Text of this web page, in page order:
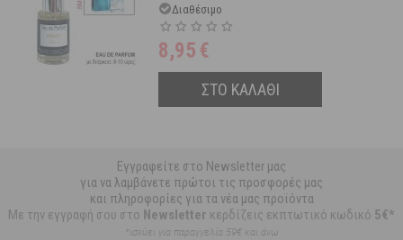
Διαθέσιμο
8,95 €
ΣΤΟ ΚΑΛΑΘΙ
Εγγραφείτε στο Newsletter μας
για να λαμβάνετε πρώτοι τις προσφορές μας
και πληροφορίες για τα νέα μας προϊόντα
Με την εγγραφή σου στο Newsletter κερδίζεις εκπτωτικό κωδικό 5€*
*ισχύει για παραγγελία 59€ και άνω